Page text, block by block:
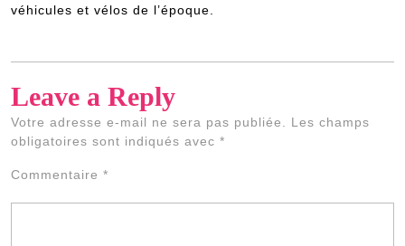
véhicules et vélos de l’époque.
Leave a Reply
Votre adresse e-mail ne sera pas publiée.
Les champs
obligatoires sont indiqués avec *
Commentaire *